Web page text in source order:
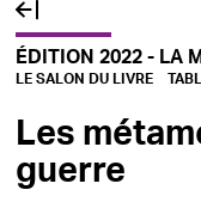
ÉDITION 2022 - LA
LE SALON DU LIVRE
Les
guerre